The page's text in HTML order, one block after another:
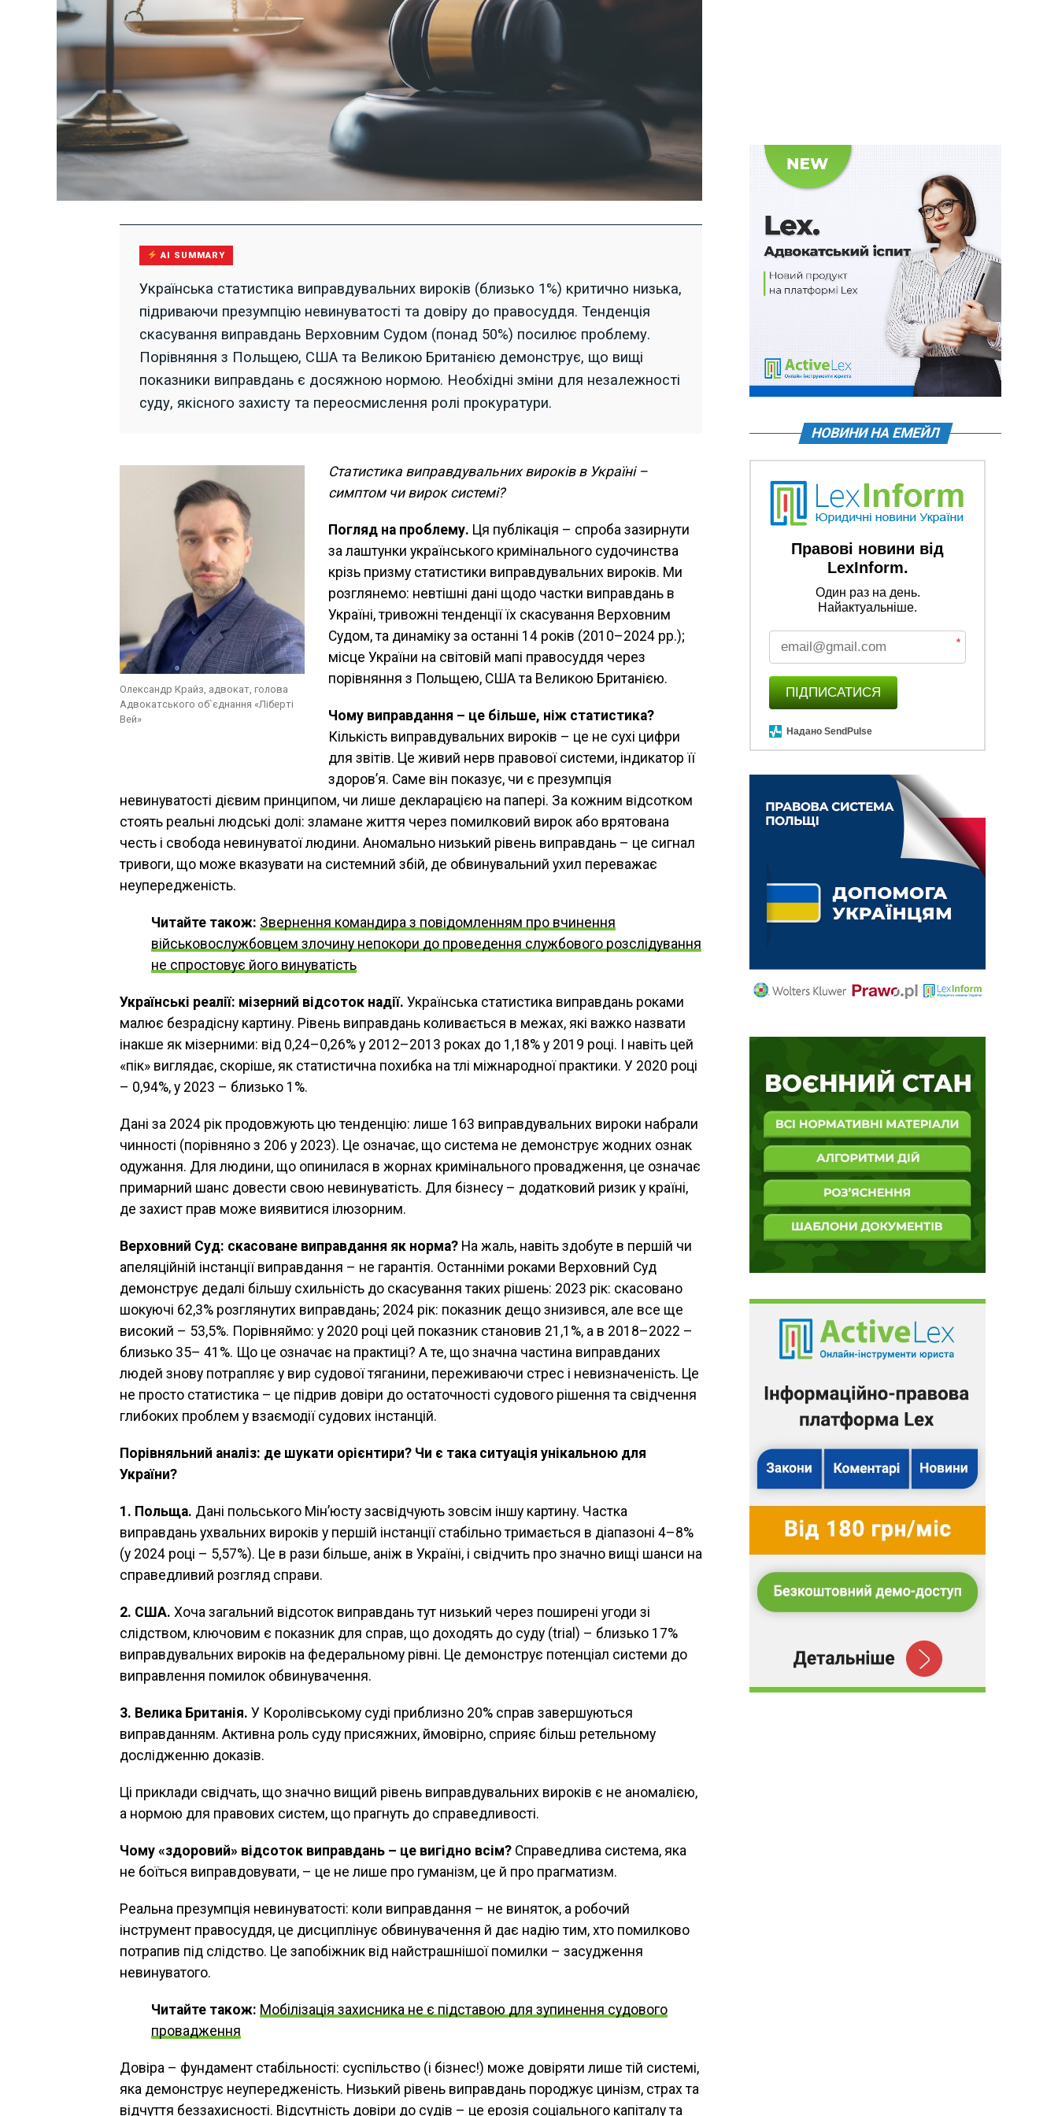
AI SUMMARY
Українська статистика виправдувальних вироків (близько 1%) критично низька,
підриваючи презумпцію невинуватості та довіру до правосуддя. Тенденція
скасування виправдань Верховним Судом (понад 50%) посилює проблему.
Порівняння з Польщею, США та Великою Британією демонструє, що вищі
показники виправдань є досяжною нормою. Необхідні зміни для незалежності
суду, якісного захисту та переосмислення ролі прокуратури.
Олександр Крайз, адвокат, голова
Адвокатського об`єднання «Ліберті
Вей»
Статистика виправдувальних вироків в Україні –
симптом чи вирок системі?
Погляд на проблему. Ця публікація – спроба зазирнути
за лаштунки українського кримінального судочинства
крізь призму статистики виправдувальних вироків. Ми
розглянемо: невтішні дані щодо частки виправдань в
Україні, тривожні тенденції їх скасування Верховним
Судом, та динаміку за останні 14 років (2010–2024 рр.);
місце України на світовій мапі правосуддя через
порівняння з Польщею, США та Великою Британією.
Чому виправдання – це більше, ніж статистика?
Кількість виправдувальних вироків – це не сухі цифри
для звітів. Це живий нерв правової системи, індикатор її
здоров’я. Саме він показує, чи є презумпція
невинуватості дієвим принципом, чи лише декларацією на папері. За кожним відсотком
стоять реальні людські долі: зламане життя через помилковий вирок або врятована
честь і свобода невинуватої людини. Аномально низький рівень виправдань – це сигнал
тривоги, що може вказувати на системний збій, де обвинувальний ухил переважає
неупередженість.
Читайте також: Звернення командира з повідомленням про вчинення
військовослужбовцем злочину непокори до проведення службового розслідування
не спростовує його винуватість
Українські реалії: мізерний відсоток надії. Українська статистика виправдань роками
малює безрадісну картину. Рівень виправдань коливається в межах, які важко назвати
інакше як мізерними: від 0,24–0,26% у 2012–2013 роках до 1,18% у 2019 році. І навіть цей
«пік» виглядає, скоріше, як статистична похибка на тлі міжнародної практики. У 2020 році
– 0,94%, у 2023 – близько 1%.
Дані за 2024 рік продовжують цю тенденцію: лише 163 виправдувальних вироки набрали
чинності (порівняно з 206 у 2023). Це означає, що система не демонструє жодних ознак
одужання. Для людини, що опинилася в жорнах кримінального провадження, це означає
примарний шанс довести свою невинуватість. Для бізнесу – додатковий ризик у країні,
де захист прав може виявитися ілюзорним.
Верховний Суд: скасоване виправдання як норма? На жаль, навіть здобуте в першій чи
апеляційній інстанції виправдання – не гарантія. Останніми роками Верховний Суд
демонструє дедалі більшу схильність до скасування таких рішень: 2023 рік: скасовано
шокуючі 62,3% розглянутих виправдань; 2024 рік: показник дещо знизився, але все ще
високий – 53,5%. Порівняймо: у 2020 році цей показник становив 21,1%, а в 2018–2022 –
близько 35– 41%. Що це означає на практиці? А те, що значна частина виправданих
людей знову потрапляє у вир судової тяганини, переживаючи стрес і невизначеність. Це
не просто статистика – це підрив довіри до остаточності судового рішення та свідчення
глибоких проблем у взаємодії судових інстанцій.
Порівняльний аналіз: де шукати орієнтири? Чи є така ситуація унікальною для
України?
1. Польща. Дані польського Мін’юсту засвідчують зовсім іншу картину. Частка
виправдань ухвальних вироків у першій інстанції стабільно тримається в діапазоні 4–8%
(у 2024 році – 5,57%). Це в рази більше, аніж в Україні, і свідчить про значно вищі шанси на
справедливий розгляд справи.
2. США. Хоча загальний відсоток виправдань тут низький через поширені угоди зі
слідством, ключовим є показник для справ, що доходять до суду (trial) – близько 17%
виправдувальних вироків на федеральному рівні. Це демонструє потенціал системи до
виправлення помилок обвинувачення.
3. Велика Британія. У Королівському суді приблизно 20% справ завершуються
виправданням. Активна роль суду присяжних, ймовірно, сприяє більш ретельному
дослідженню доказів.
Ці приклади свідчать, що значно вищий рівень виправдувальних вироків є не аномалією,
а нормою для правових систем, що прагнуть до справедливості.
Чому «здоровий» відсоток виправдань – це вигідно всім? Справедлива система, яка
не боїться виправдовувати, – це не лише про гуманізм, це й про прагматизм.
Реальна презумпція невинуватості: коли виправдання – не виняток, а робочий
інструмент правосуддя, це дисциплінує обвинувачення й дає надію тим, хто помилково
потрапив під слідство. Це запобіжник від найстрашнішої помилки – засудження
невинуватого.
Читайте також: Мобілізація захисника не є підставою для зупинення судового
провадження
Довіра – фундамент стабільності: суспільство (і бізнес!) може довіряти лише тій системі,
яка демонструє неупередженість. Низький рівень виправдань породжує цинізм, страх та
відчуття беззахисності. Відсутність довіри до судів – це ерозія соціального капіталу та
НОВИНИ НА ЕМЕЙЛ
Правові новини від
LexInform.
Один раз на день.
Найактуальніше.
*
ПІДПИСАТИСЯ
Надано SendPulse